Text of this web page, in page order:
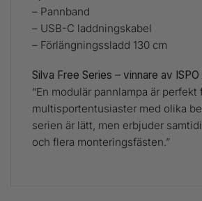
– Pannband
– USB-C laddningskabel
– Förlängningssladd 130 cm
Silva Free Series – vinnare av
“En modulär pannlampa är perfekt
multisportentusiaster med olika
serien är lätt, men erbjuder
och flera monteringsfästen.”